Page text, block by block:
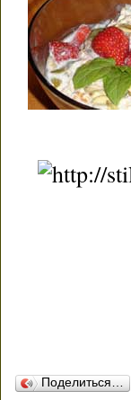
Поделиться…